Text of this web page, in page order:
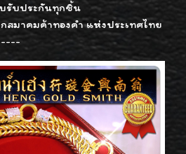
รับประกันทุกชิ้น
สมาคมค้าทองคำ แห่งประเทศไทย